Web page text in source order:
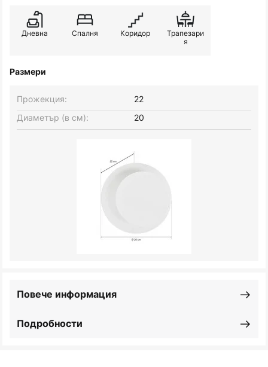
Дневна Спалня Коридор
Трапезари
я
Размери
Прожекция:
22
Диаметър (в см):
20
Подробности
Повече информация